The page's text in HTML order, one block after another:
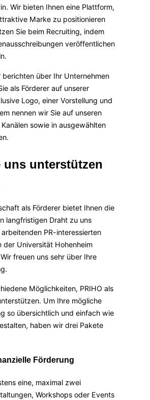
Wir bieten Ihnen eine Plattform,
Marke zu positionieren
Sie beim Recruiting, indem
veröffentlichen
berichten über Ihr Unternehmen
als Förderer auf unserer
Logo, einer Vorstellung und
nennen wir Sie auf unseren
sowie in ausgewählten
uns unterstützen
als Förderer bietet Ihnen die
langfristigen Draht zu uns
PR-interessierten
der Universität Hohenheim
freuen uns sehr über Ihre
Möglichkeiten, PRIHO als
Um Ihre mögliche
so übersichtlich und einfach wie
haben wir drei Pakete
Förderung
eine, maximal zwei
Workshops oder Events